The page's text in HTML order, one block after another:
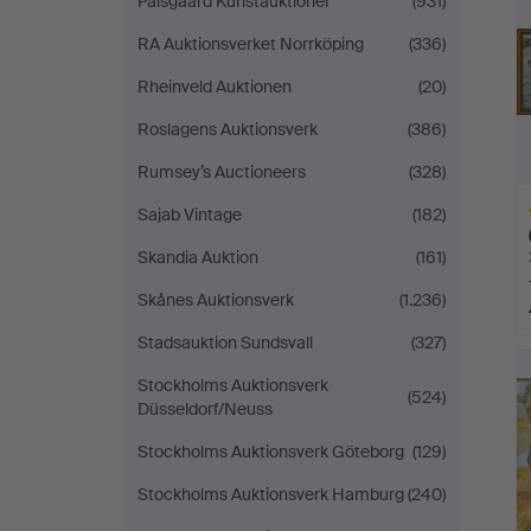
RA Auktionsverket Norrköping
(336)
Rheinveld Auktionen
(20)
Roslagens Auktionsverk
(386)
Rumsey’s Auctioneers
(328)
Sajab Vintage
(182)
Skandia Auktion
(161)
Skånes Auktionsverk
(1.236)
Stadsauktion Sundsvall
(327)
Stockholms Auktionsverk
Düsseldorf/Neuss
(524)
Stockholms Auktionsverk Göteborg (129)
Stockholms Auktionsverk Hamburg(240)